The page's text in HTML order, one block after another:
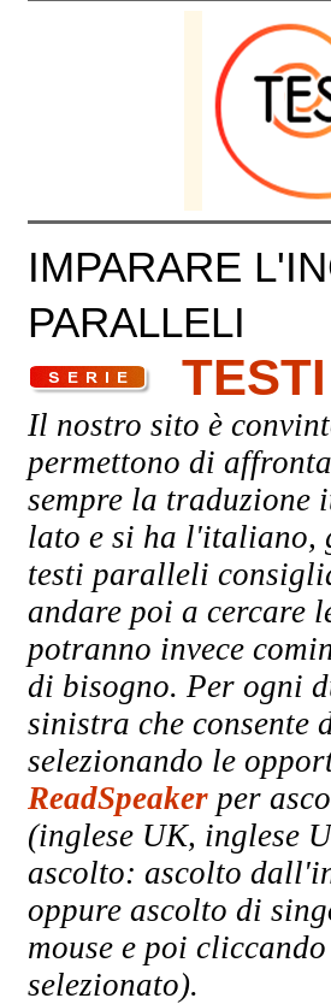
IMPARARE
PARALLELI
Il nostro sito è
permettono di
sempre la
lato e si ha l'italiano,
testi paralleli
andare poi a cercare
potranno invece
di bisogno. Per ogni
sinistra che
selezionando le
ReadSpeaker per
(inglese UK, inglese
ascolto: ascolto
oppure ascolto di
mouse e poi
selezionato).